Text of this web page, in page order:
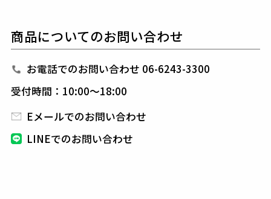
ます。
1PIU1UGUALE3 GOLF（ウノピゥウノウグァーレト
日本から世界に向けて発信するブランドとして世界中
の上質な素材を贅沢に使用し、
グジュアリーブランドが提案する、高いデザイン性と
商品についてのお問い合わせ
お電話でのお問い合わせ 06-6243-3300
受付時間：10:00～18:00
Eメールでのお問い合わせ
LINEでのお問い合わせ